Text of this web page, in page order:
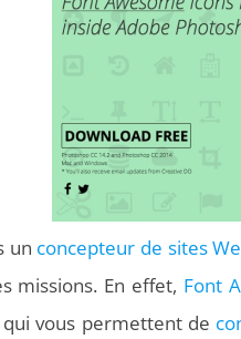
un concepteur de sites
missions. En effet, Font
vous permettent de